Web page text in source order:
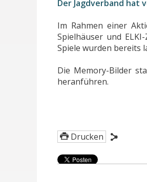
Der Jagdverband hat
Im Rahmen einer
Spielhäuser und
Spiele wurden bereits
Die Memory-Bilder
heranführen.
Drucken